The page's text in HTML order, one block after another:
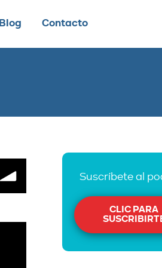
Blog Contacto
Suscríbete al
CLIC PARA